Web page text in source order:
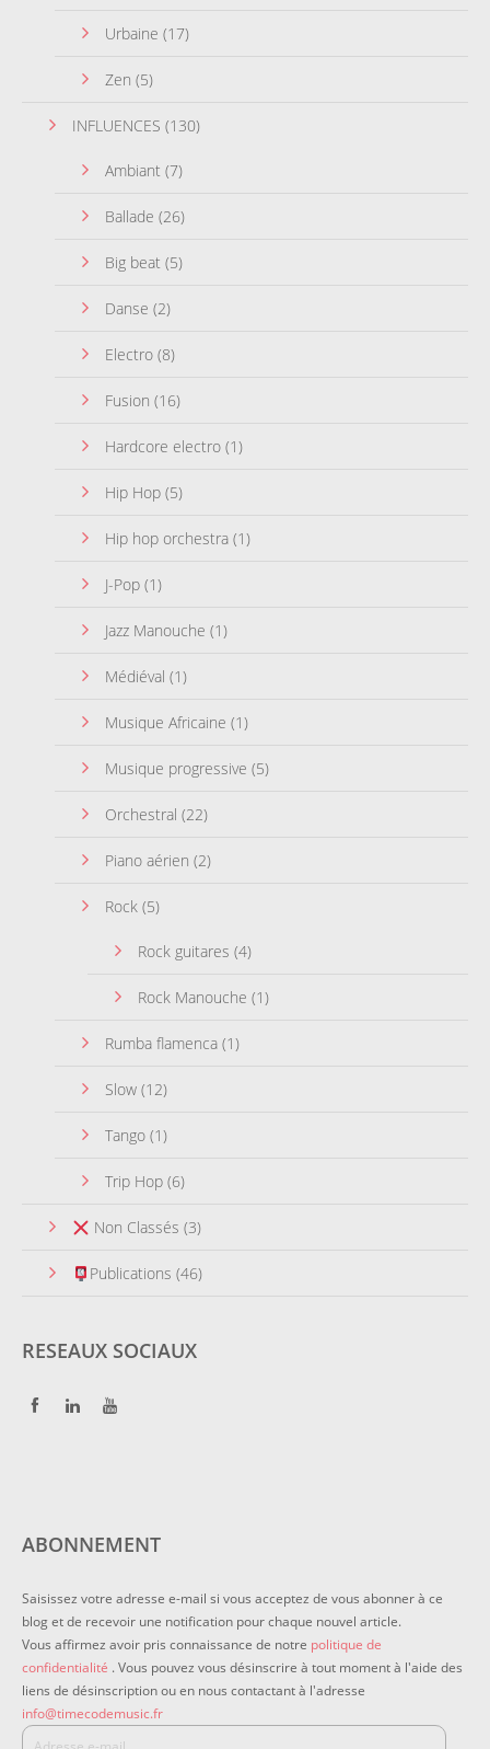
Urbaine (17)
Zen (5)
INFLUENCES (130)
Ambiant (7)
Ballade (26)
Big beat (5)
Danse (2)
Electro (8)
Fusion (16)
Hardcore electro (1)
Hip Hop (5)
Hip hop orchestra (1)
J-Pop (1)
Jazz Manouche (1)
Médiéval (1)
Musique Africaine (1)
Musique progressive (5)
Orchestral (22)
Piano aérien (2)
Rock (5)
Rock guitares (4)
Rock Manouche (1)
Rumba flamenca (1)
Slow (12)
Tango (1)
Trip Hop (6)
Non Classés (3)
Publications (46)
RESEAUX SOCIAUX
ABONNEMENT
Saisissez votre adresse e-mail si vous acceptez de vous abonner à ce
blog et de recevoir une notification pour chaque nouvel article.
Vous affirmez avoir pris connaissance de notre politique de
confidentialité . Vous pouvez vous désinscrire à tout moment à l'aide des
liens de désinscription ou en nous contactant à l'adresse
info@timecodemusic.fr